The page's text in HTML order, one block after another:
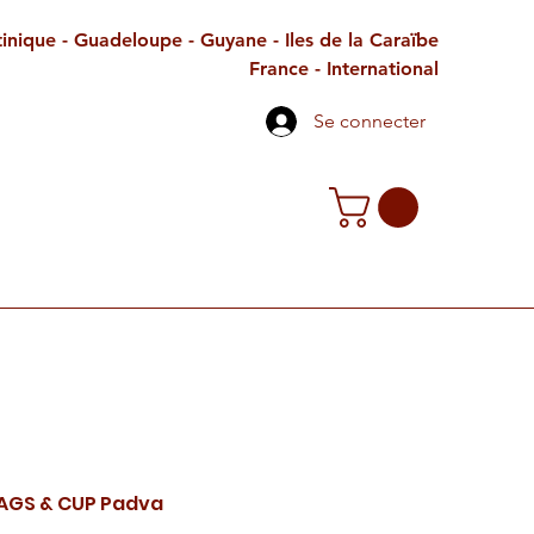
- Guadeloupe - Guyane - Iles de la Caraïbe
France - International
Se connecter
& CUP Padva